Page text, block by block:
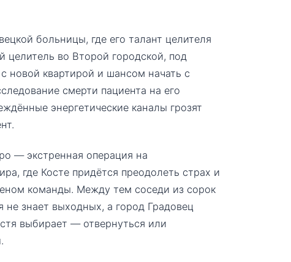
больницы, где его талант целителя
во Второй городской, под
новой квартирой и шансом начать с
смерти пациента на его
энергетические каналы грозят
— экстренная операция на
где Косте придётся преодолеть страх и
команды. Между тем соседи из сорок
знает выходных, а город Градовец
выбирает — отвернуться или